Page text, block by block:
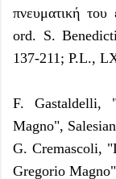
πνευματική
ord. S.
137-211; P.L.,
F. Gastaldelli,
Magno",
G. Cremascoli,
Gregorio